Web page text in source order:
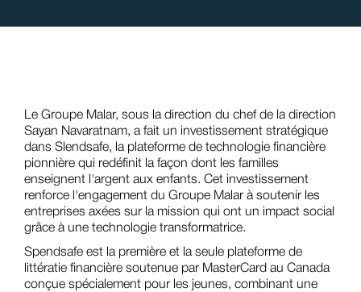
Le Groupe Malar, sous la direction du chef de la direction
Sayan Navaratnam, a fait un investissement stratégique
dans Slendsafe, la plateforme de technologie financière
pionnière qui redéfinit la façon dont les familles
enseignent l'argent aux enfants. Cet investissement
renforce l'engagement du Groupe Malar à soutenir les
entreprises axées sur la mission qui ont un impact social
grâce à une technologie transformatrice.
Spendsafe est la première et la seule plateforme de
littératie financière soutenue par MasterCard au Canada
conçue spécialement pour les jeunes, combinant une